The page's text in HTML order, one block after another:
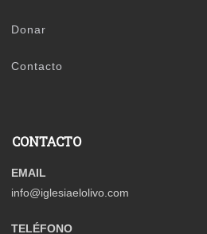
Donar
Contacto
CONTACTO
EMAIL
info@iglesiaelolivo.com
TELÉFONO